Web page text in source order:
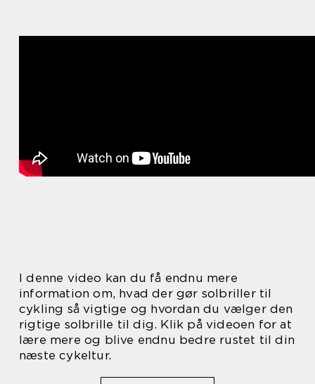
I denne video kan du få endnu mere
information om, hvad der gør solbriller til
cykling så vigtige og hvordan du vælger den
rigtige solbrille til dig. Klik på videoen for at
lære mere og blive endnu bedre rustet til din
næste cykeltur.